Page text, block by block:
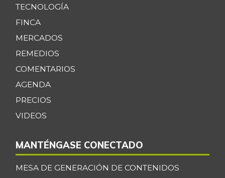
TECNOLOGÍA
FINCA
MERCADOS
REMEDIOS
COMENTARIOS
AGENDA
PRECIOS
VIDEOS
MANTÉNGASE CONECTADO
MESA DE GENERACIÓN DE CONTENIDOS